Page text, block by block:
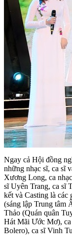
Ngay cả Hội đồng
những nhạc sĩ, ca sĩ
Xương Long, ca
sĩ Uyên Trang, ca
kết và Casting là
(sáng lập Trung tâm
Thảo (Quán quân
Hát Mãi Ước Mơ),
Bolero), ca sĩ Vinh